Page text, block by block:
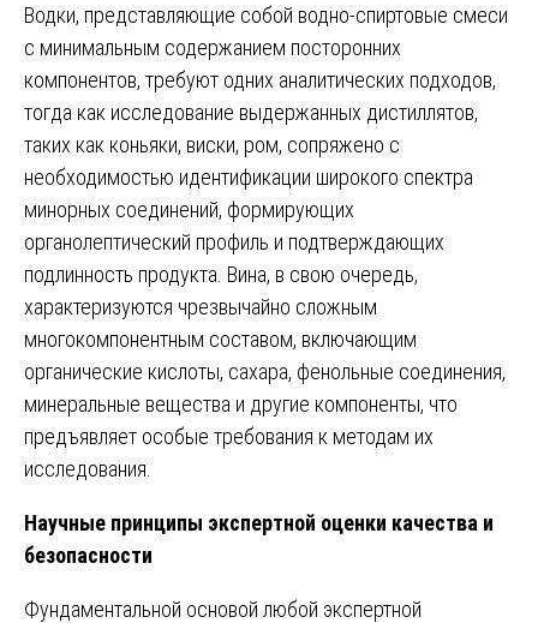
Водки, представляющие собой водно-спиртовые смеси
с минимальным содержанием посторонних
компонентов, требуют одних аналитических подходов,
тогда как исследование выдержанных дистиллятов,
таких как коньяки, виски, ром, сопряжено с
необходимостью идентификации широкого спектра
минорных соединений, формирующих
органолептический профиль и подтверждающих
подлинность продукта. Вина, в свою очередь,
характеризуются чрезвычайно сложным
многокомпонентным составом, включающим
органические кислоты, сахара, фенольные соединения,
минеральные вещества и другие компоненты, что
предъявляет особые требования к методам их
исследования.
Научные принципы экспертной оценки качества и
безопасности
Фундаментальной основой любой экспертной